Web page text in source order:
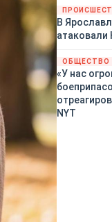
в США.
В
атаковали
ОБЩЕСТВО
«У нас
NYT